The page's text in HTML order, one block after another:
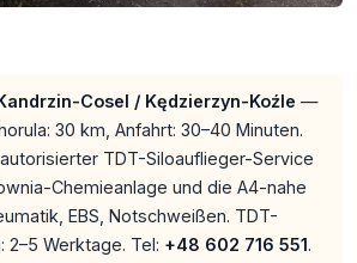
Cosel / Kędzierzyn-Koźle —
30 km, Anfahrt: 30–40 Minuten.
TDT-Siloauflieger-Service
Chemieanlage und die A4-nahe
EBS, Notschweißen. TDT-
2–5 Werktage. Tel: +48 602 716 551.